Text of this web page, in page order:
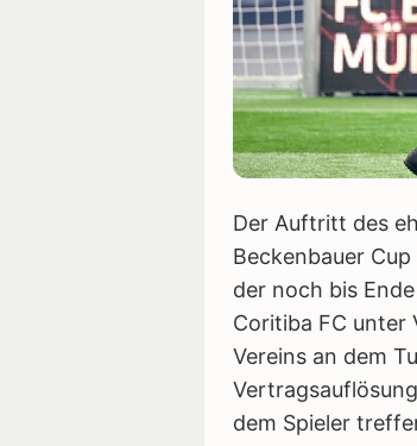
Der Auftritt des
Beckenbauer
der noch bis
Coritiba FC unter
Vereins an dem
dem Spieler